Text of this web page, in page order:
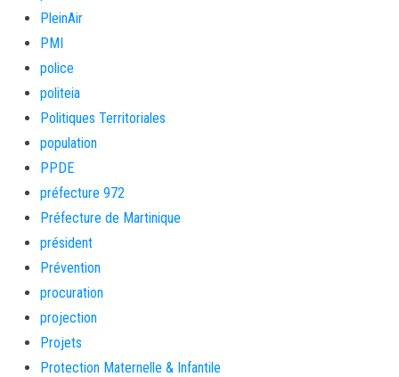
PleinAir
PMI
police
politeia
Politiques Territoriales
population
PPDE
préfecture 972
Préfecture de Martinique
président
Prévention
procuration
projection
Projets
Protection Maternelle & Infantile